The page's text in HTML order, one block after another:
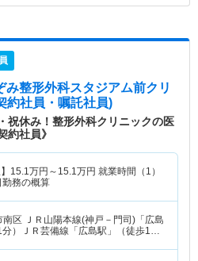
み整形外科スタジアム前クリ
約社員・嘱託社員)
祝休み！整形外科クリニックの医
約社員》
15.1万円～ 15.1万円 就業時間（1）
勤務の概算
南区 ＪＲ山陽本線(神戸－門司)「広島
）ＪＲ芸備線「広島駅」（徒歩11